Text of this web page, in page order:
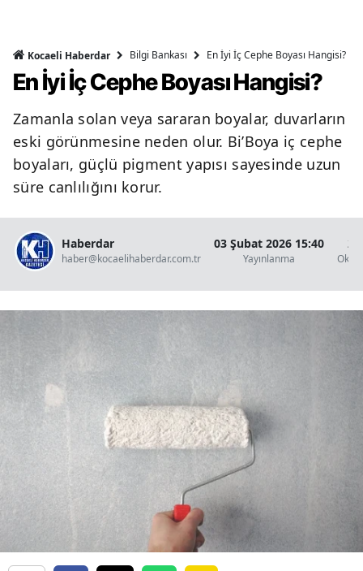
Kocaeli Haberdar Bilgi Bankası En İyi İç Cephe Boyası Hangisi?
En İyi İç Cephe Boyası Hangisi?
Zamanla solan veya sararan boyalar, duvarların
eski görünmesine neden olur. Bi’Boya iç cephe
boyaları, güçlü pigment yapısı sayesinde uzun
süre canlılığını korur.
Haberdar
haber@kocaelihaberdar.com.tr
03 Şubat 2026 15:40
Yayınlanma
2